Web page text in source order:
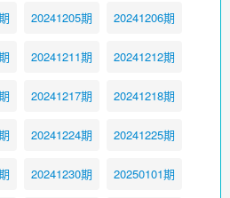
20241205期 20241206期
20241211期 20241212期
20241217期 20241218期
20241224期 20241225期
20241230期 20250101期